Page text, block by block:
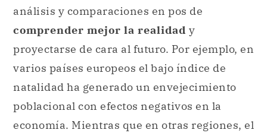
análisis y comparaciones en pos de
comprender mejor la realidad y
proyectarse de cara al futuro. Por ejemplo, en
varios países europeos el bajo índice de
natalidad ha generado un envejecimiento
poblacional con efectos negativos en la
economía. Mientras que en otras regiones, el